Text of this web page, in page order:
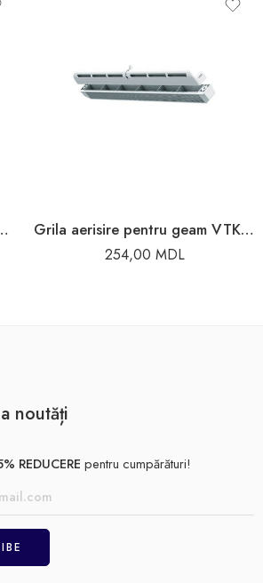
CU MANER Grila aerisire pentru geam VTK0170 Ventika
254,00 MDL
noutăți
REDUCERE pentru cumpărături!